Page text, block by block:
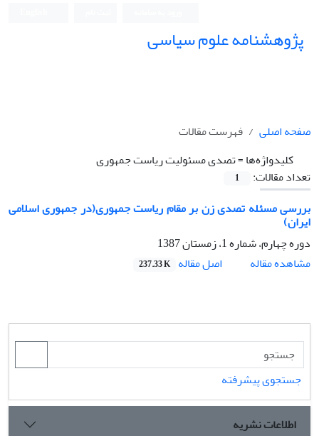
پژوهشنامه علوم سیاسی
صفحه اصلی
فهرست مقالات
کلیدواژه‌ها =تصدی مسئولیت ریاست جمهوری
تعداد مقالات:
1
بررسی مسئله تصدی زن بر مقام ریاست جمهوری(در جمهوری اسلامی
ایران)
دوره چهارم، شماره 1، زمستان 1387
مشاهده مقاله
اصل مقاله 237.33 K
جستجوی پیشرفته
اطلاعات نشریه